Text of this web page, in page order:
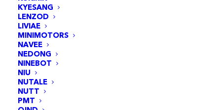
KYESANG
LENZOD
LIVIAE
MINIMOTORS
NAVEE
NEDONG
NINEBOT
NIU
NUTALE
NUTT
PMT
Capteur Hall de moteur pour Xiaomi Pro4